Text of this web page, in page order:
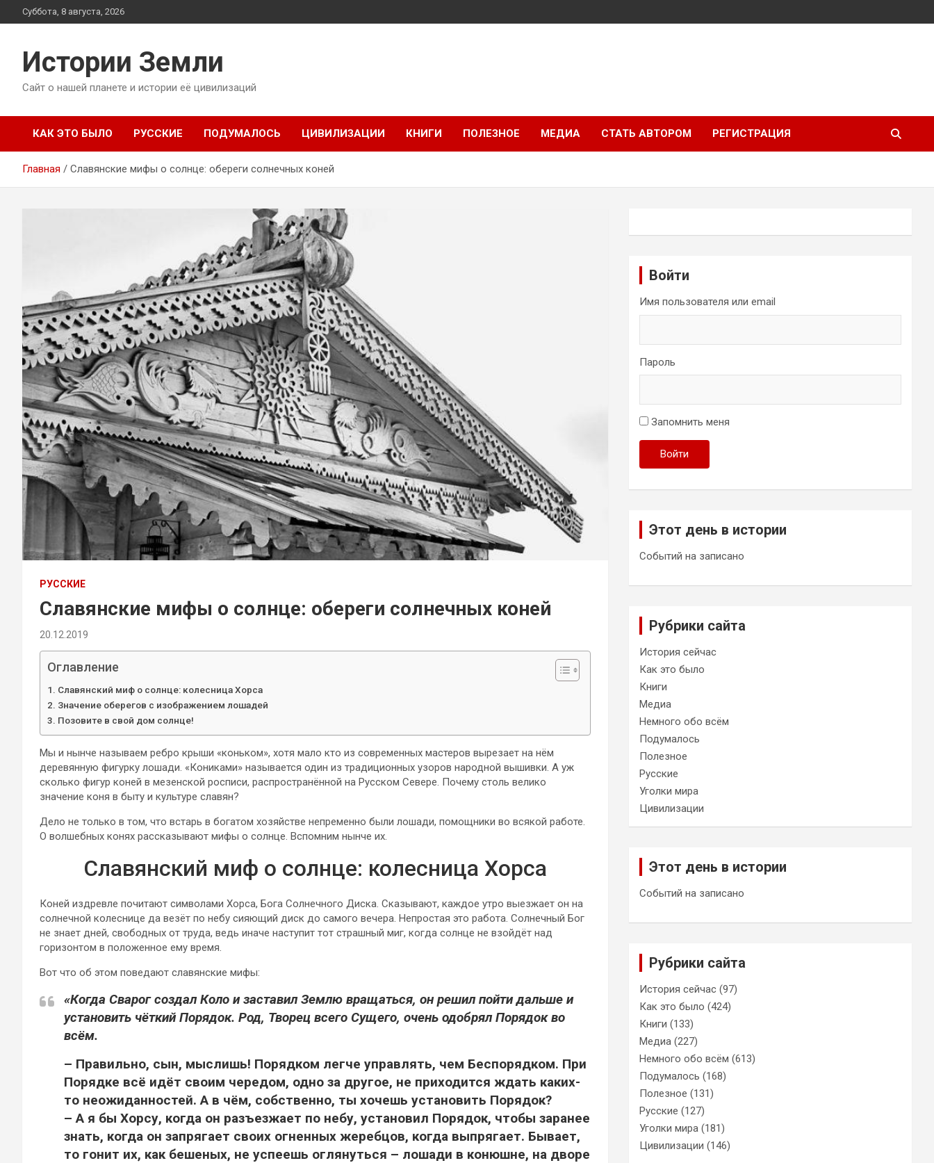
Перейти
к
Суббота, 8 августа, 2026
Истории Земли
Сайт о нашей планете и истории её цивилизаций
КАК ЭТО БЫЛО РУССКИЕ ПОДУМАЛОСЬ ЦИВИЛИЗАЦИИ КНИГИ ПОЛЕЗНОЕ МЕДИА СТАТЬ АВТОРОМ РЕГИСТРАЦИЯ
Главная Славянские мифы о солнце: обереги солнечных коней
РУССКИЕ
Славянские мифы о солнце: обереги солнечных коней
20.12.2019
Оглавление
Славянский миф о солнце: колесница Хорса
Значение оберегов с изображением лошадей
Позовите в свой дом солнце!
Мы и нынче называем ребро крыши «коньком», хотя мало кто из современных мастеров вырезает на нём
деревянную фигурку лошади. «Кониками» называется один из традиционных узоров народной вышивки. А уж
сколько фигур коней в мезенской росписи, распространённой на Русском Севере. Почему столь велико
значение коня в быту и культуре славян?
Дело не только в том, что встарь в богатом хозяйстве непременно были лошади, помощники во всякой работе.
О волшебных конях рассказывают мифы о солнце. Вспомним нынче их.
Славянский миф о солнце: колесница Хорса
Коней издревле почитают символами Хорса, Бога Солнечного Диска. Сказывают, каждое утро выезжает он на
солнечной колеснице да везёт по небу сияющий диск до самого вечера. Непростая это работа. Солнечный Бог
не знает дней, свободных от труда, ведь иначе наступит тот страшный миг, когда солнце не взойдёт над
горизонтом в положенное ему время.
Вот что об этом поведают славянские мифы:
«Когда Сварог создал Коло и заставил Землю вращаться, он решил пойти дальше и
установить чёткий Порядок. Род, Творец всего Сущего, очень одобрял Порядок во
всём.
– Правильно, сын, мыслишь! Порядком легче управлять, чем Беспорядком. При
Порядке всё идёт своим чередом, одно за другое, не приходится ждать каких-
то неожиданностей. А в чём, собственно, ты хочешь установить Порядок?
– А я бы Хорсу, когда он разъезжает по небу, установил Порядок, чтобы заранее
знать, когда он запрягает своих огненных жеребцов, когда выпрягает. Бывает,
то гонит их, как бешеных, не успеешь оглянуться – лошади в конюшне, на дворе
Войти
Имя пользователя или email
Пароль
Запомнить меня
Войти
Этот день в истории
Событий на записано
Рубрики сайта
История сейчас
Как это было
Книги
Медиа
Немного обо всём
Подумалось
Полезное
Русские
Уголки мира
Цивилизации
Этот день в истории
Событий на записано
Рубрики сайта
История сейчас (97)
Как это было (424)
Книги (133)
Медиа (227)
Немного обо всём (613)
Подумалось (168)
Полезное (131)
Русские (127)
Уголки мира (181)
Цивилизации (146)